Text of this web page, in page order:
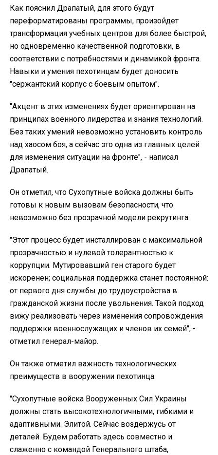
Как пояснил Драпатый, для этого будут
переформатированы программы, произойдет
трансформация учебных центров для более быстрой,
но одновременно качественной подготовки, в
соответствии с потребностями и динамикой фронта.
Навыки и умения пехотинцам будет доносить
"сержантский корпус с боевым опытом".
"Акцент в этих изменениях будет ориентирован на
принципах военного лидерства и знания технологий.
Без таких умений невозможно установить контроль
над хаосом боя, а сейчас это одна из главных целей
для изменения ситуации на фронте", - написал
Драпатый.
Он отметил, что Сухопутные войска должны быть
готовы к новым вызовам безопасности, что
невозможно без прозрачной модели рекрутинга.
"Этот процесс будет инсталлирован с максимальной
прозрачностью и нулевой толерантностью к
коррупции. Мутировавший ген старого будет
искоренен; социальная поддержка станет постоянной:
от первого дня службы до трудоустройства в
гражданской жизни после увольнения. Такой подход
вижу реализовать через изменения сопровождения
поддержки военнослужащих и членов их семей", -
отметил генерал-майор.
Он также отметил важность технологических
преимуществ в вооружении пехотинца.
"Сухопутные войска Вооруженных Сил Украины
должны стать высокотехнологичными, гибкими и
адаптивными. Элитой. Сейчас воздержусь от
деталей. Будем работать здесь совместно и
слаженно с командой Генерального штаба,